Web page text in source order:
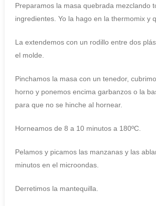
Preparamos la masa quebrada mezclando
ingredientes. Yo la hago en la thermomix y
La extendemos con un rodillo entre dos
el molde.
Pinchamos la masa con un tenedor,
horno y ponemos encima garbanzos o la
para que no se hinche al hornear.
Horneamos de 8 a 10 minutos a 180ºC.
Pelamos y picamos las manzanas y las
minutos en el microondas.
Derretimos la mantequilla.